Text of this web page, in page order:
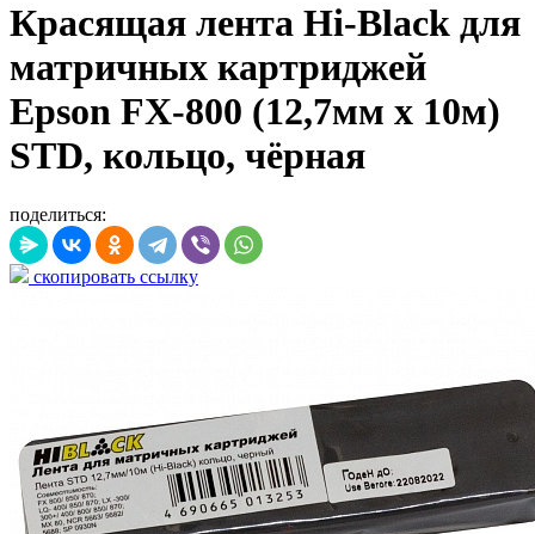
Красящая лента Hi-Black для
матричных картриджей
Epson FX-800 (12,7мм x 10м)
STD, кольцо, чёрная
поделиться:
скопировать ссылку